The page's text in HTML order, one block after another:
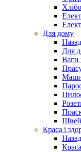
Для дому
Назад
Для
Ваги
Краса і
Назад